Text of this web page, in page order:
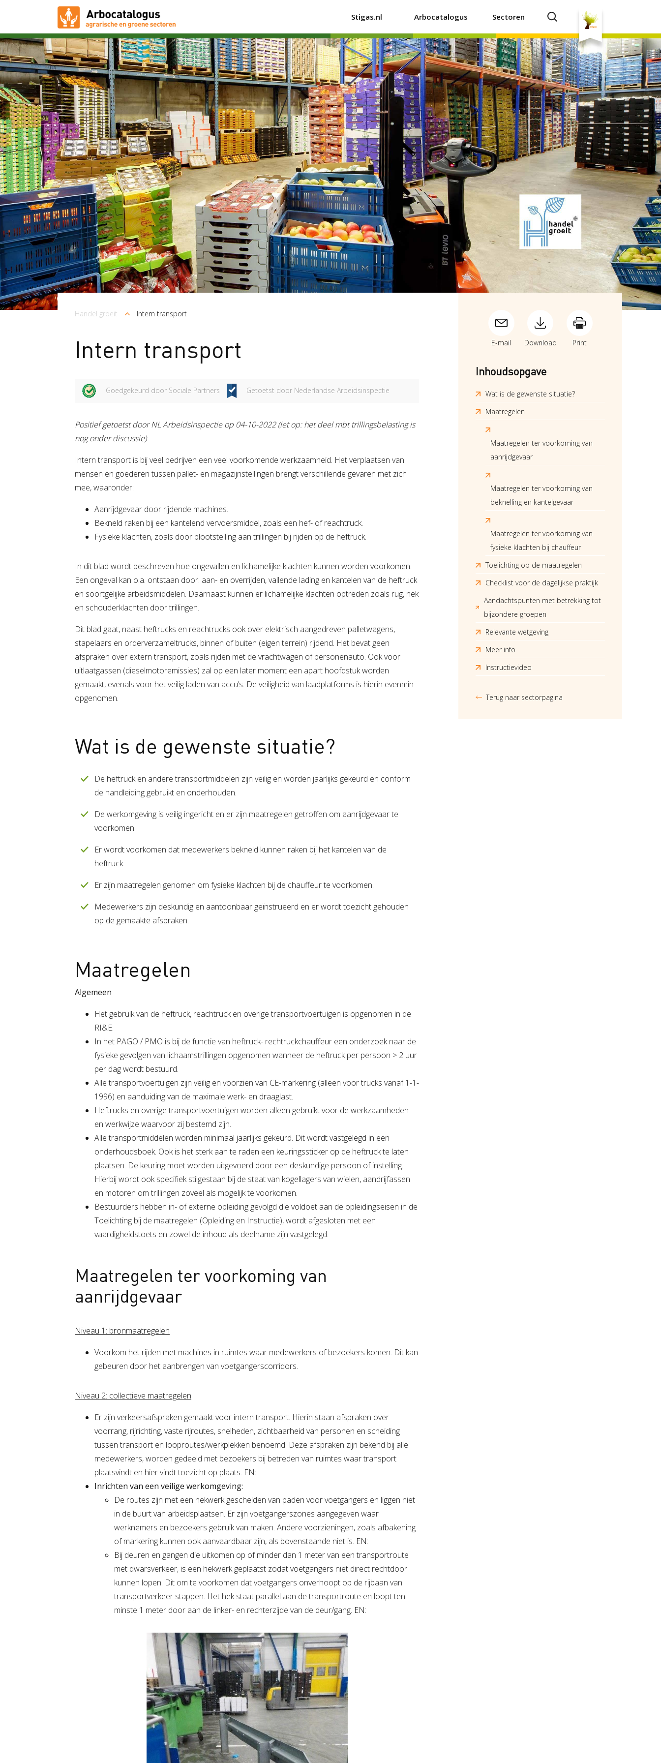
Stigas.nl Arbocatalogus Sectoren
Kruimelpad
Handel groeit Intern transport
Intern transport
Goedgekeurd door Sociale Partners Getoetst door Nederlandse Arbeidsinspectie
Positief getoetst door NL Arbeidsinspectie op 04-10-2022 (let op: het deel mbt trillingsbelasting is
nog onder discussie)
Intern transport is bij veel bedrijven een veel voorkomende werkzaamheid. Het verplaatsen van
mensen en goederen tussen pallet- en magazijnstellingen brengt verschillende gevaren met zich
mee, waaronder:
Aanrijdgevaar door rijdende machines.
Bekneld raken bij een kantelend vervoersmiddel, zoals een hef- of reachtruck.
Fysieke klachten, zoals door blootstelling aan trillingen bij rijden op de heftruck.
In dit blad wordt beschreven hoe ongevallen en lichamelijke klachten kunnen worden voorkomen.
Een ongeval kan o.a. ontstaan door: aan- en overrijden, vallende lading en kantelen van de heftruck
en soortgelijke arbeidsmiddelen. Daarnaast kunnen er lichamelijke klachten optreden zoals rug, nek
en schouderklachten door trillingen.
Dit blad gaat, naast heftrucks en reachtrucks ook over elektrisch aangedreven palletwagens,
stapelaars en orderverzameltrucks, binnen of buiten (eigen terrein) rijdend. Het bevat geen
afspraken over extern transport, zoals rijden met de vrachtwagen of personenauto. Ook voor
uitlaatgassen (dieselmotoremissies) zal op een later moment een apart hoofdstuk worden
gemaakt, evenals voor het veilig laden van accu’s. De veiligheid van laadplatforms is hierin evenmin
opgenomen.
Wat is de gewenste situatie?
De heftruck en andere transportmiddelen zijn veilig en worden jaarlijks gekeurd en conform
de handleiding gebruikt en onderhouden.
De werkomgeving is veilig ingericht en er zijn maatregelen getroffen om aanrijdgevaar te
voorkomen.
Er wordt voorkomen dat medewerkers bekneld kunnen raken bij het kantelen van de
heftruck.
Er zijn maatregelen genomen om fysieke klachten bij de chauffeur te voorkomen.
Medewerkers zijn deskundig en aantoonbaar geïnstrueerd en er wordt toezicht gehouden
op de gemaakte afspraken.
Maatregelen
Algemeen
Het gebruik van de heftruck, reachtruck en overige transportvoertuigen is opgenomen in de
RI&E.
In het PAGO / PMO is bij de functie van heftruck- rechtruckchauffeur een onderzoek naar de
fysieke gevolgen van lichaamstrillingen opgenomen wanneer de heftruck per persoon > 2 uur
per dag wordt bestuurd.
Alle transportvoertuigen zijn veilig en voorzien van CE-markering (alleen voor trucks vanaf 1-1-
1996) en aanduiding van de maximale werk- en draaglast.
Heftrucks en overige transportvoertuigen worden alleen gebruikt voor de werkzaamheden
en werkwijze waarvoor zij bestemd zijn.
Alle transportmiddelen worden minimaal jaarlijks gekeurd. Dit wordt vastgelegd in een
onderhoudsboek. Ook is het sterk aan te raden een keuringssticker op de heftruck te laten
plaatsen. De keuring moet worden uitgevoerd door een deskundige persoon of instelling.
Hierbij wordt ook specifiek stilgestaan bij de staat van kogellagers van wielen, aandrijfassen
en motoren om trillingen zoveel als mogelijk te voorkomen.
Bestuurders hebben in- of externe opleiding gevolgd die voldoet aan de opleidingseisen in de
Toelichting bij de maatregelen (Opleiding en Instructie), wordt afgesloten met een
vaardigheidstoets en zowel de inhoud als deelname zijn vastgelegd.
Maatregelen ter voorkoming van
aanrijdgevaar
Niveau 1: bronmaatregelen
Voorkom het rijden met machines in ruimtes waar medewerkers of bezoekers komen. Dit kan
gebeuren door het aanbrengen van voetgangerscorridors.
Niveau 2: collectieve maatregelen
Er zijn verkeersafspraken gemaakt voor intern transport. Hierin staan afspraken over
voorrang, rijrichting, vaste rijroutes, snelheden, zichtbaarheid van personen en scheiding
tussen transport en looproutes/werkplekken benoemd. Deze afspraken zijn bekend bij alle
medewerkers, worden gedeeld met bezoekers bij betreden van ruimtes waar transport
plaatsvindt en hier vindt toezicht op plaats. EN:
Inrichten van een veilige werkomgeving:
De routes zijn met een hekwerk gescheiden van paden voor voetgangers en liggen niet
in de buurt van arbeidsplaatsen. Er zijn voetgangerszones aangegeven waar
werknemers en bezoekers gebruik van maken. Andere voorzieningen, zoals afbakening
of markering kunnen ook aanvaardbaar zijn, als bovenstaande niet is. EN:
Bij deuren en gangen die uitkomen op of minder dan 1 meter van een transportroute
met dwarsverkeer, is een hekwerk geplaatst zodat voetgangers niet direct rechtdoor
kunnen lopen. Dit om te voorkomen dat voetgangers onverhoopt op de rijbaan van
transportverkeer stappen. Het hek staat parallel aan de transportroute en loopt ten
minste 1 meter door aan de linker- en rechterzijde van de deur/gang. EN:
E-mail Download Print
Inhoudsopgave
Wat is de gewenste situatie?
Maatregelen
Maatregelen ter voorkoming van
aanrijdgevaar
Maatregelen ter voorkoming van
beknelling en kantelgevaar
Maatregelen ter voorkoming van
fysieke klachten bij chauffeur
Toelichting op de maatregelen
Checklist voor de dagelijkse praktijk
Aandachtspunten met betrekking tot
bijzondere groepen
Relevante wetgeving
Meer info
Instructievideo
Terug naar sectorpagina